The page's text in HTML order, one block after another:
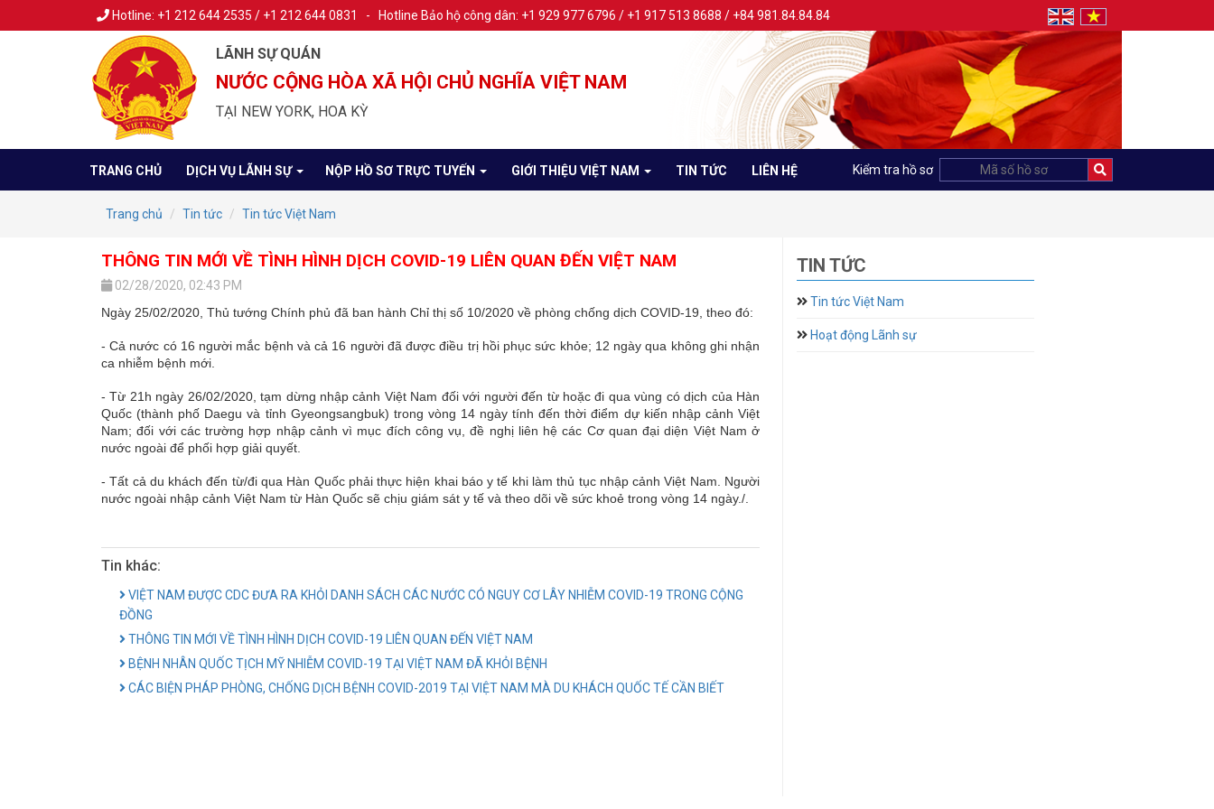
Hotline: +1 212 644 2535 / +1 212 644 0831 - Hotline Bảo hộ công dân: +1 929 977 6796 / +1 917 513 8688 / +84 981.84.84.84
LÃNH SỰ QUÁN
NƯỚC CỘNG HÒA XÃ HỘI CHỦ NGHĨA VIỆT NAM
TẠI NEW YORK, HOA KỲ
TRANG CHỦ DỊCH VỤ LÃNH SỰ NỘP HỒ SƠ TRỰC TUYẾN GIỚI THIỆU VIỆT NAM TIN TỨC LIÊN HỆ Kiểm tra hồ sơ
Trang chủ Tin tức Tin tức Việt Nam
THÔNG TIN MỚI VỀ TÌNH HÌNH DỊCH COVID-19 LIÊN QUAN ĐẾN VIỆT NAM
02/28/2020, 02:43 PM
Ngày 25/02/2020, Thủ tướng Chính phủ đã ban hành Chỉ thị số 10/2020 về phòng chống dịch COVID-19, theo đó:
- Cả nước có 16 người mắc bệnh và cả 16 người đã được điều trị hồi phục sức khỏe; 12 ngày qua không ghi nhận
ca nhiễm bệnh mới.
- Từ 21h ngày 26/02/2020, tạm dừng nhập cảnh Việt Nam đối với người đến từ hoặc đi qua vùng có dịch của Hàn
Quốc (thành phố Daegu và tỉnh Gyeongsangbuk) trong vòng 14 ngày tính đến thời điểm dự kiến nhập cảnh Việt
Nam; đối với các trường hợp nhập cảnh vì mục đích công vụ, đề nghị liên hệ các Cơ quan đại diện Việt Nam ở
nước ngoài để phối hợp giải quyết.
- Tất cả du khách đến từ/đi qua Hàn Quốc phải thực hiện khai báo y tế khi làm thủ tục nhập cảnh Việt Nam. Người
nước ngoài nhập cảnh Việt Nam từ Hàn Quốc sẽ chịu giám sát y tế và theo dõi về sức khoẻ trong vòng 14 ngày./.
Tin khác:
VIỆT NAM ĐƯỢC CDC ĐƯA RA KHỎI DANH SÁCH CÁC NƯỚC CÓ NGUY CƠ LÂY NHIỄM COVID-19 TRONG CỘNG
ĐỒNG
THÔNG TIN MỚI VỀ TÌNH HÌNH DỊCH COVID-19 LIÊN QUAN ĐẾN VIỆT NAM
BỆNH NHÂN QUỐC TỊCH MỸ NHIỄM COVID-19 TẠI VIỆT NAM ĐÃ KHỎI BỆNH
CÁC BIỆN PHÁP PHÒNG, CHỐNG DỊCH BỆNH COVID-2019 TẠI VIỆT NAM MÀ DU KHÁCH QUỐC TẾ CẦN BIẾT
TIN TỨC
Tin tức Việt Nam
Hoạt động Lãnh sự